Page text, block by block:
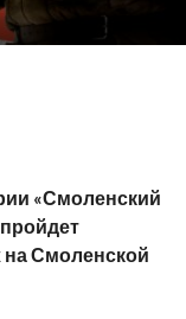
«Смоленский
на Смоленской